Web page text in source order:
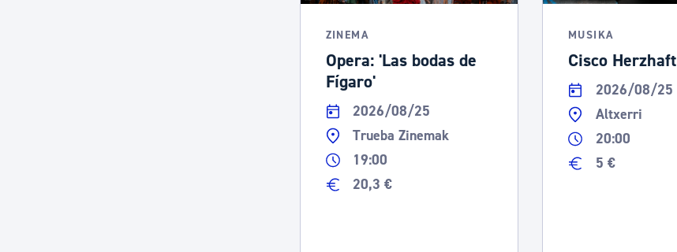
ZINEMA
Opera: 'Las bodas de
Fígaro'
2026/08/25
Trueba Zinemak
19:00
20,3 €
MUSIKA
Cisco Herzhaft
2026/08/25
Altxerri
20:00
5 €